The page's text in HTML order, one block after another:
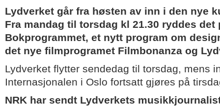
Lydverket går fra høsten av inn i den nye
Fra mandag til torsdag kl 21.30 ryddes det
Bokprogrammet, et nytt program om
det nye filmprogramet Filmbonanza og
Lydverket flytter sendedag til torsdag, mens
Internasjonalen i Oslo fortsatt gjøres på
NRK har sendt Lydverkets